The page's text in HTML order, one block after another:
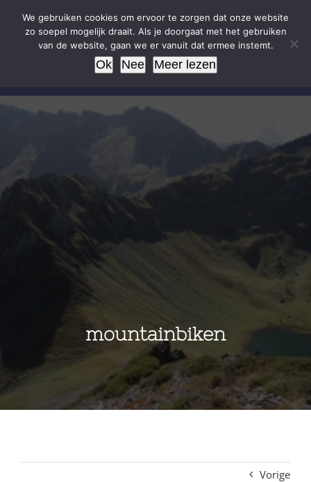
mountainbiken
Vorige
We gebruiken cookies om ervoor te zorgen dat onze website
zo soepel mogelijk draait. Als je doorgaat met het gebruiken
van de website, gaan we er vanuit dat ermee instemt.
Ok Nee Meer lezen